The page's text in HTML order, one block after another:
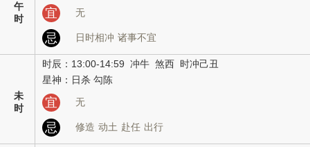
午
时
宜 无
忌 日时相冲 诸事不宜
未
时
时辰：13:00-14:59 冲牛 煞西 时冲己丑
星神：日杀 勾陈
宜 无
忌 修造 动土 赴任 出行